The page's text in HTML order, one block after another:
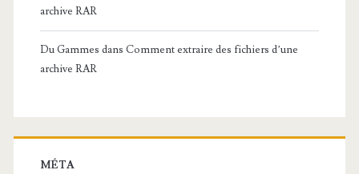
archive RAR
Du Gammes dans Comment extraire des fichiers d’une
archive RAR
MÉTA